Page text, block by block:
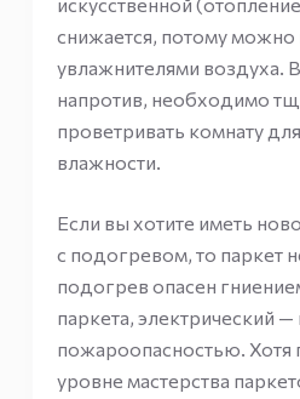
искусственной
снижается, потому можно
увлажнителями воздуха.
напротив, необходимо
проветривать комнату
влажности.
Если вы хотите иметь
с подогревом, то паркет
подогрев опасен
паркета, электрический
пожароопасностью.
уровне мастерства